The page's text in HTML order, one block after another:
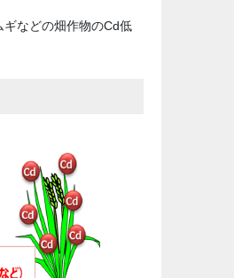
などの畑作物のCd低